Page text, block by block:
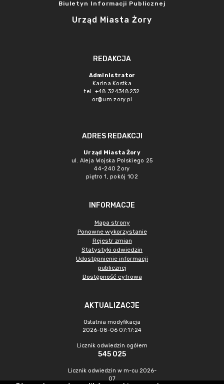
Biuletyn Informacji Publicznej
Urząd Miasta Żory
REDAKCJA
Administrator
Karina Kostka
tel. +48 324348232
or@um.zory.pl
ADRES REDAKCJI
Urząd Miasta Żory
ul. Aleja Wojska Polskiego 25
44-240 Żory
piętro 1, pokój 102
INFORMACJE
Mapa strony
Ponowne wykorzystanie
Rejestr zmian
Statystyki odwiedzin
Udostępnienie informacji
publicznej
Dostępność cyfrowa
AKTUALIZACJE
Ostatnia modyfikacja
2026-08-06 07:17:24
Licznik odwiedzin ogółem
545 025
Licznik odwiedzin w m-cu 2026-
07